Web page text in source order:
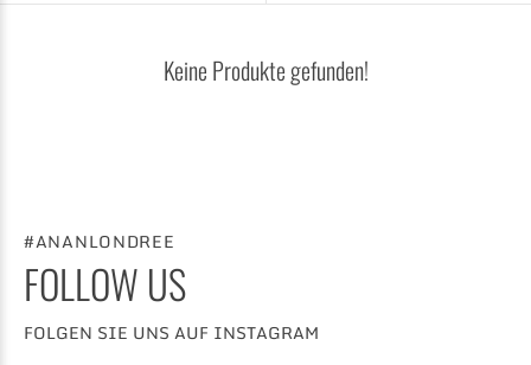
Keine Produkte gefunden!
#ANANLONDREE
FOLLOW US
FOLGEN SIE UNS AUF INSTAGRAM